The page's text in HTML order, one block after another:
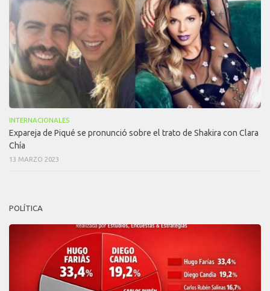
INTERNACIONALES
Expareja de Piqué se pronunció sobre el trato de Shakira con Clara
Chía
13 MARZO 2023
POLÍTICA